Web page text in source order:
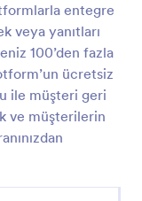
entegre
veya yanıtları
100’den fazla
ücretsiz
ile müşteri geri
ve müşterilerin